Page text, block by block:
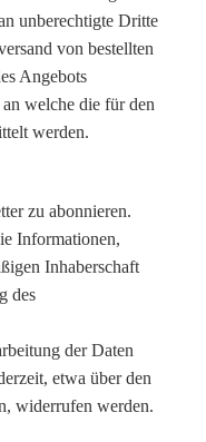
unberechtigte Dritte
von bestellten
Angebots
welche die für den
werden.
zu abonnieren.
Informationen,
Inhaberschaft
des
der Daten
etwa über den
widerrufen werden.